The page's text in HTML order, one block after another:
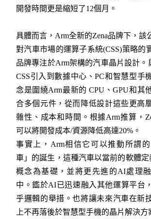
開發時間更是縮短了12個月。
具體而言，Arm全新的Zena品牌下，該
對汽車市場的運算子系統(CSS)策略的
品牌專注於Arm架構的汽車晶片設計。
CSS引入到數據中心、PC和智慧型手
念是圍繞Arm最新的 CPU、GPU和其
合多個元件，從而降低設計這些更高
雜性、成本和時間。根據Arm推算，
可以將開發成本/資源降低高達20%。
事實上，Arm相信它可以推動所謂
車」的誕生，這種汽車以當前的軟體定
概念為基礎，並將更先進的AI處理
中。鑑於AI已迅速融入其他運算平台
乎邏輯的舉措。也將讓未來汽車在新
上不再落後於智慧型手機的晶片解決方